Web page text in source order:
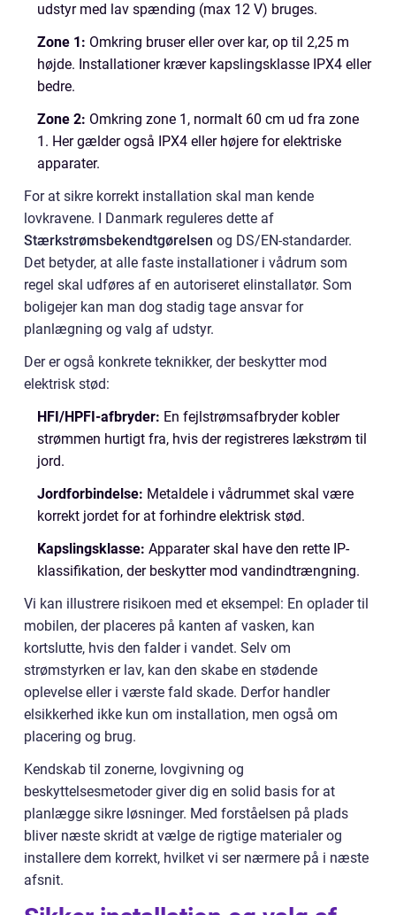
udstyr med lav spænding (max 12 V) bruges.
Zone 1: Omkring bruser eller over kar, op til 2,25 m
højde. Installationer kræver kapslingsklasse IPX4 eller
bedre.
Zone 2: Omkring zone 1, normalt 60 cm ud fra zone
1. Her gælder også IPX4 eller højere for elektriske
apparater.
For at sikre korrekt installation skal man kende
lovkravene. I Danmark reguleres dette af
Stærkstrømsbekendtgørelsen og DS/EN-standarder.
Det betyder, at alle faste installationer i vådrum som
regel skal udføres af en autoriseret elinstallatør. Som
boligejer kan man dog stadig tage ansvar for
planlægning og valg af udstyr.
Der er også konkrete teknikker, der beskytter mod
elektrisk stød:
HFI/HPFI-afbryder: En fejlstrømsafbryder kobler
strømmen hurtigt fra, hvis der registreres lækstrøm til
jord.
Jordforbindelse: Metaldele i vådrummet skal være
korrekt jordet for at forhindre elektrisk stød.
Kapslingsklasse: Apparater skal have den rette IP-
klassifikation, der beskytter mod vandindtrængning.
Vi kan illustrere risikoen med et eksempel: En oplader til
mobilen, der placeres på kanten af vasken, kan
kortslutte, hvis den falder i vandet. Selv om
strømstyrken er lav, kan den skabe en stødende
oplevelse eller i værste fald skade. Derfor handler
elsikkerhed ikke kun om installation, men også om
placering og brug.
Kendskab til zonerne, lovgivning og
beskyttelsesmetoder giver dig en solid basis for at
planlægge sikre løsninger. Med forståelsen på plads
bliver næste skridt at vælge de rigtige materialer og
installere dem korrekt, hvilket vi ser nærmere på i næste
afsnit.